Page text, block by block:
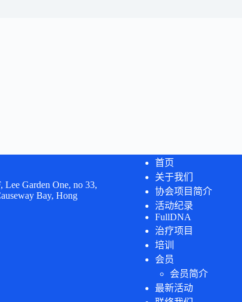
Lee Garden One, no 33,
Bay, Hong
首页
关于我们
协会项目简介
活动纪录
FullDNA
治疗项目
培训
会员
会员简介
最新活动